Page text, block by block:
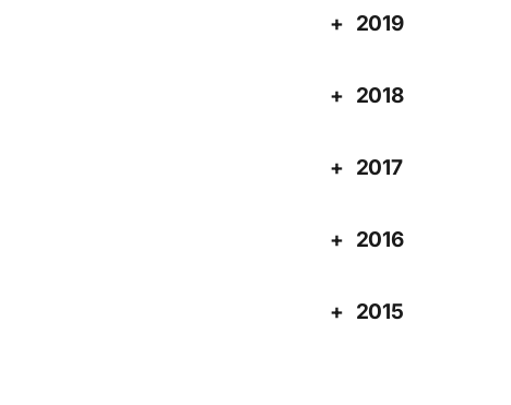
2019
2018
2017
2016
2015